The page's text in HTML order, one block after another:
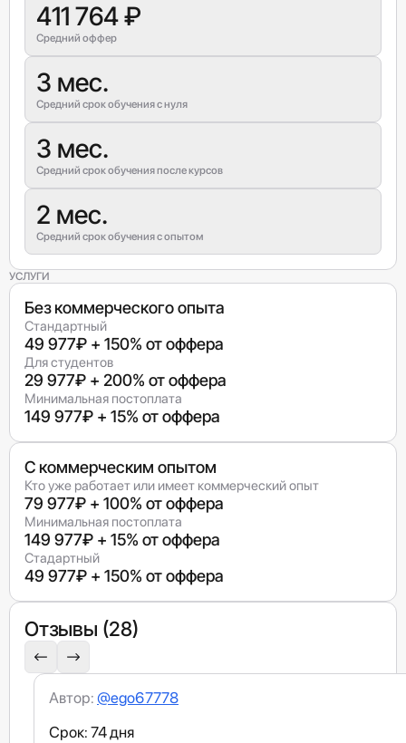
411 764 ₽
Средний оффер
3 мес.
Средний срок обучения с нуля
3 мес.
Средний срок обучения после курсов
2 мес.
Средний срок обучения с опытом
УСЛУГИ
Без коммерческого опыта
Стандартный
49 977₽ + 150% от оффера
Для студентов
29 977₽ + 200% от оффера
Минимальная постоплата
149 977₽ + 15% от оффера
С коммерческим опытом
Кто уже работает или имеет коммерческий опыт
79 977₽ + 100% от оффера
Минимальная постоплата
149 977₽ + 15% от оффера
Стадартный
49 977₽ + 150% от оффера
Отзывы (28)
Автор: @ego67778
Срок: 74 дня